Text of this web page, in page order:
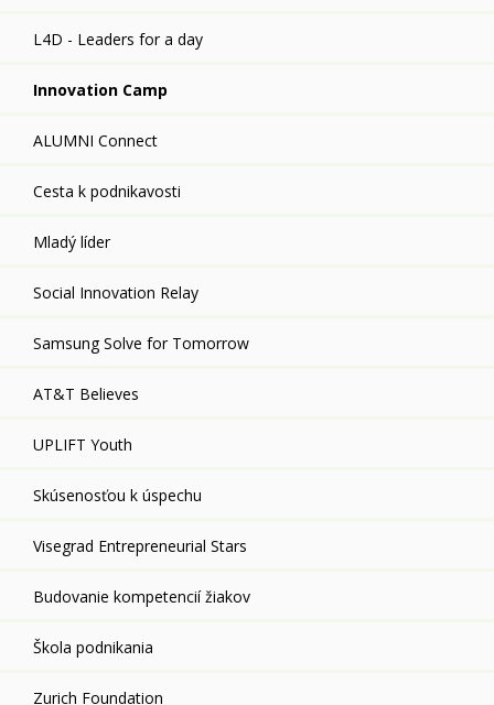
L4D - Leaders for a day
Innovation Camp
ALUMNI Connect
Cesta k podnikavosti
Mladý líder
Social Innovation Relay
Samsung Solve for Tomorrow
AT&T Believes
UPLIFT Youth
Skúsenosťou k úspechu
Visegrad Entrepreneurial Stars
Budovanie kompetencií žiakov
Škola podnikania
Zurich Foundation